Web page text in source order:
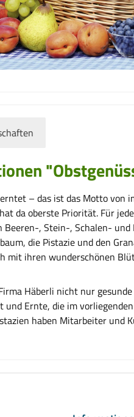
– das ist das Motto von
da oberste Priorität. Für
, Stein-, Schalen-
die Pistazie und den
mit ihren wunderschönen
Häberli nicht nur
und Ernte, die im
haben Mitarbeiter und